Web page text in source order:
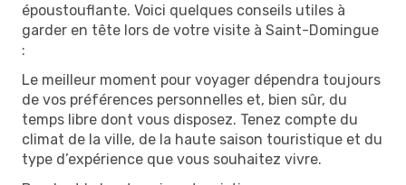
époustouflante. Voici quelques conseils utiles à
garder en tête lors de votre visite à Saint-Domingue
:
Le meilleur moment pour voyager dépendra toujours
de vos préférences personnelles et, bien sûr, du
temps libre dont vous disposez. Tenez compte du
climat de la ville, de la haute saison touristique et du
type d’expérience que vous souhaitez vivre.